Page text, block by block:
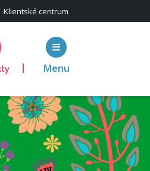
Klientské centrum
Menu